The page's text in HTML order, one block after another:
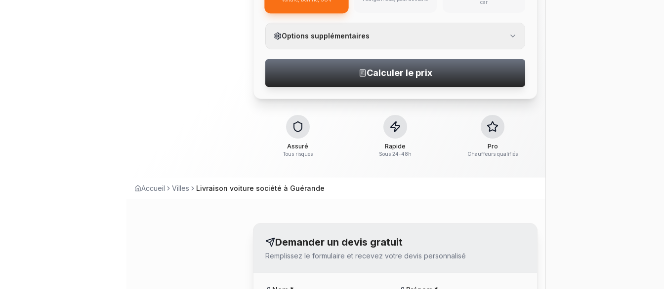
car
Options supplémentaires
Calculer le prix
Assuré
Tous risques
Rapide
Sous 24-48h
Pro
Chauffeurs qualifiés
Accueil Villes Livraison voiture société à Guérande
Demander un devis gratuit
Remplissez le formulaire et recevez votre devis personnalisé